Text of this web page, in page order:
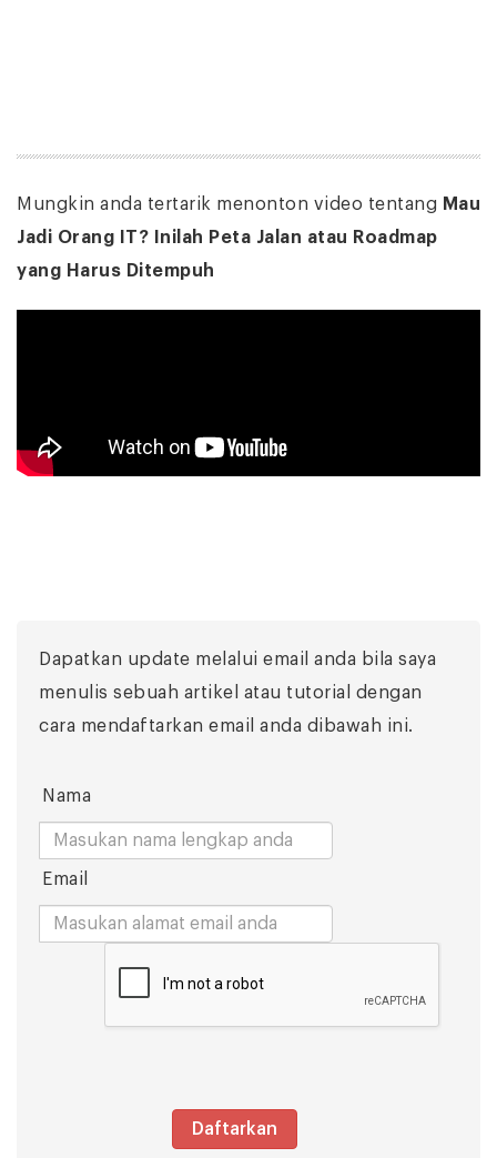
Mungkin anda tertarik menonton video tentang Mau
Jadi Orang IT? Inilah Peta Jalan atau Roadmap
yang Harus Ditempuh
Dapatkan update melalui email anda bila saya
menulis sebuah artikel atau tutorial dengan
cara mendaftarkan email anda dibawah ini.
Nama
Email
Daftarkan